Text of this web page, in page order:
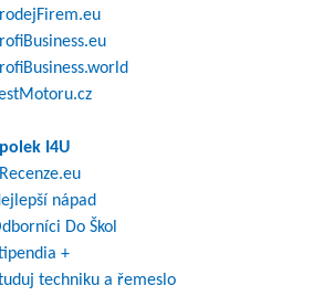
I4U
nápad
Do Škol
+
techniku a řemeslo